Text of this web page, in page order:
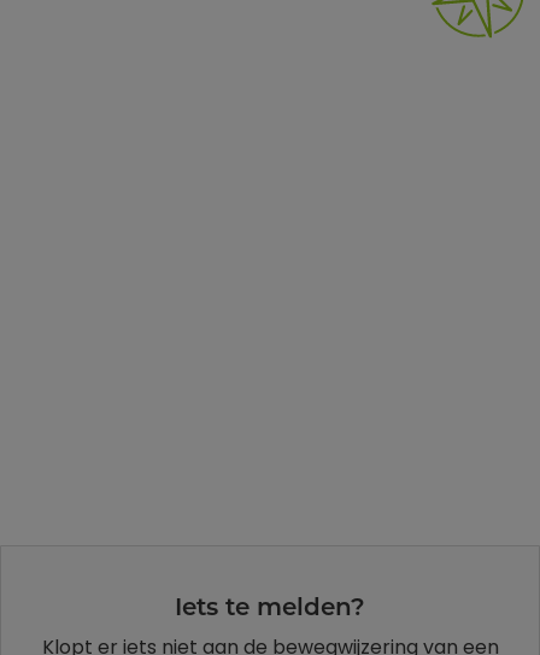
Iets te melden?
Klopt er iets niet aan de bewegwijzering van een